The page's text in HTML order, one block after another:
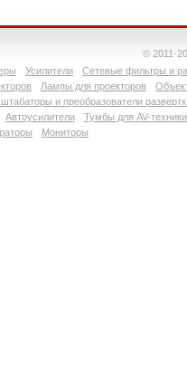
© 2011-
Усилители
Сетевые фильтры и
Лампы для проекторов
и преобразователи
Автоусилители
Тумбы для AV-техники
Мониторы